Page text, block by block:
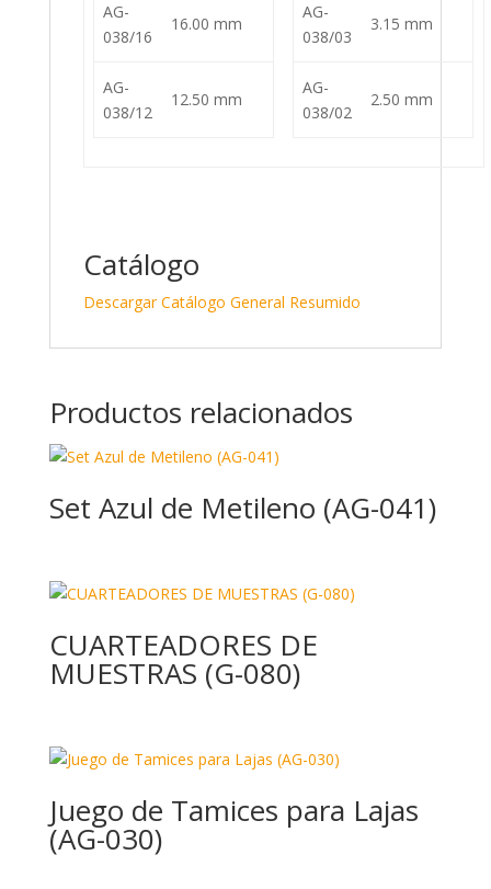
AG-
038/16
16.00 mm
AG-
038/12
12.50 mm
AG-
038/03
3.15 mm
AG-
038/02
2.50 mm
Catálogo
Descargar Catálogo General Resumido
Productos relacionados
Set Azul de Metileno (AG-041)
CUARTEADORES DE
MUESTRAS (G-080)
Juego de Tamices para Lajas
(AG-030)